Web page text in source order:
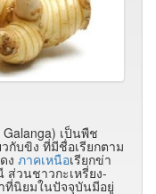
เป็นพืช
กับขิง ที่มีชื่อเรียกตาม
ง ภาคเหนือเรียกข่า
วนชาวกะเหรี่ยง-
ที่นิยมในปัจจุบันมีอยู่